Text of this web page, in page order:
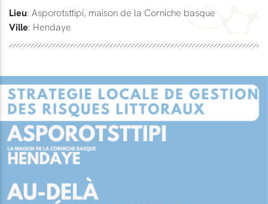
Lieu: Asporotsttipi, maison de la Corniche basque
Ville: Hendaye